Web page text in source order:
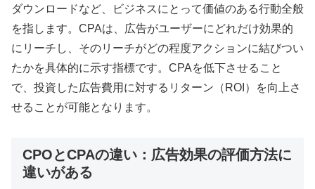
ダウンロードなど、ビジネスにとって価値のある行動全般
を指します。CPAは、広告がユーザーにどれだけ効果的
にリーチし、そのリーチがどの程度アクションに結びつい
たかを具体的に示す指標です。CPAを低下させること
で、投資した広告費用に対するリターン（ROI）を向上さ
せることが可能となります。
CPOとCPAの違い：広告効果の評価方法に
違いがある